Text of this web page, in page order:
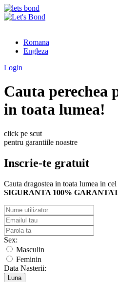
Romana
Engleza
Login
Cauta perechea
in toata lumea!
click pe scut
pentru garantiile noastre
Inscrie-te gratuit
Cauta dragostea in toata lumea in
SIGURANTA 100%
Sex:
Masculin
Feminin
Data Nasterii:
Luna